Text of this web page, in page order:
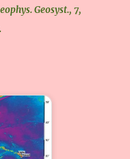
Geosyst., 7,